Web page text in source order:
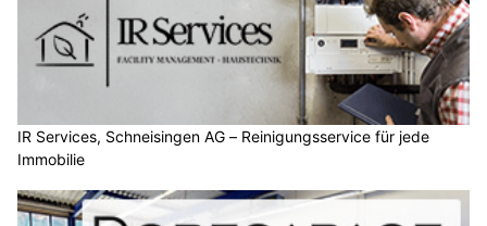
IR Services, Schneisingen AG – Reinigungsservice für jede
Immobilie